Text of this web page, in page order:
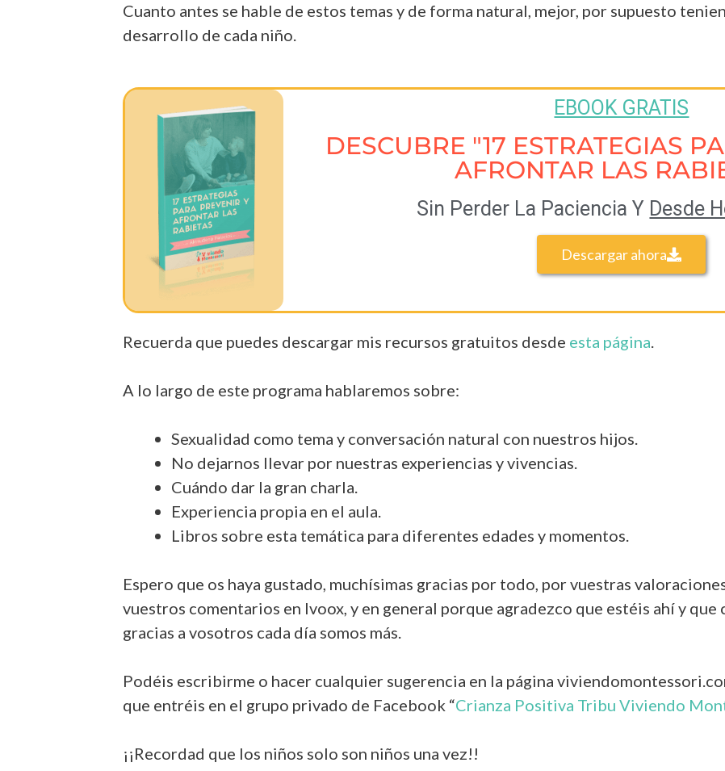
Cuanto antes se hable de estos temas y de forma natural, mejor, por supuesto
desarrollo de cada niño.
EBOOK GRATIS
DESCUBRE "17 ESTRATEGIAS
AFRONTAR LAS
Sin Perder La Paciencia Y Desde
Descargar ahora
Recuerda que puedes descargar mis recursos gratuitos desde esta página
A lo largo de este programa hablaremos sobre:
Sexualidad como tema y conversación natural con nuestros hijos.
No dejarnos llevar por nuestras experiencias y vivencias.
Cuándo dar la gran charla.
Experiencia propia en el aula.
Libros sobre esta temática para diferentes edades y momentos.
Espero que os haya gustado, muchísimas gracias por todo, por vuestras
vuestros comentarios en Ivoox, y en general porque agradezco que estéis ahí y
gracias a vosotros cada día somos más.
Podéis escribirme o hacer cualquier sugerencia en la página
que entréis en el grupo privado de Facebook “Crianza Positiva Tribu Viviendo
¡¡Recordad que los niños solo son niños una vez!!